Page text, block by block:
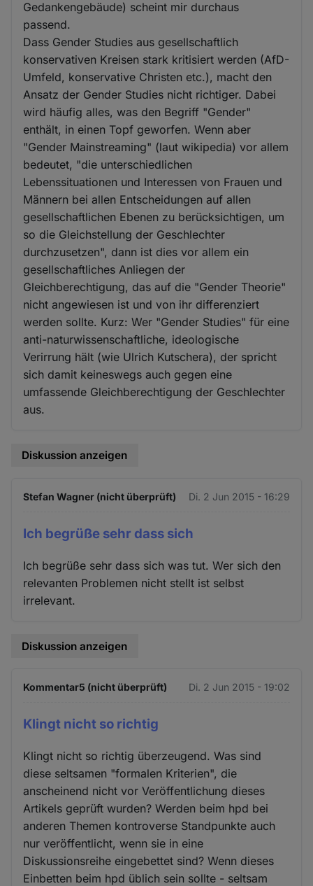
Gedankengebäude) scheint mir durchaus
passend.
Dass Gender Studies aus gesellschaftlich
konservativen Kreisen stark kritisiert werden (AfD-
Umfeld, konservative Christen etc.), macht den
Ansatz der Gender Studies nicht richtiger. Dabei
wird häufig alles, was den Begriff "Gender"
enthält, in einen Topf geworfen. Wenn aber
"Gender Mainstreaming" (laut wikipedia) vor allem
bedeutet, "die unterschiedlichen
Lebenssituationen und Interessen von Frauen und
Männern bei allen Entscheidungen auf allen
gesellschaftlichen Ebenen zu berücksichtigen, um
so die Gleichstellung der Geschlechter
durchzusetzen", dann ist dies vor allem ein
gesellschaftliches Anliegen der
Gleichberechtigung, das auf die "Gender Theorie"
nicht angewiesen ist und von ihr differenziert
werden sollte. Kurz: Wer "Gender Studies" für eine
anti-naturwissenschaftliche, ideologische
Verirrung hält (wie Ulrich Kutschera), der spricht
sich damit keineswegs auch gegen eine
umfassende Gleichberechtigung der Geschlechter
aus.
Diskussion anzeigen
Stefan Wagner (nicht überprüft) Di. 2 Jun 2015 - 16:29
Ich begrüße sehr dass sich
Ich begrüße sehr dass sich was tut. Wer sich den
relevanten Problemen nicht stellt ist selbst
irrelevant.
Diskussion anzeigen
Kommentar5 (nicht überprüft) Di. 2 Jun 2015 - 19:02
Klingt nicht so richtig
Klingt nicht so richtig überzeugend. Was sind
diese seltsamen "formalen Kriterien", die
anscheinend nicht vor Veröffentlichung dieses
Artikels geprüft wurden? Werden beim hpd bei
anderen Themen kontroverse Standpunkte auch
nur veröffentlicht, wenn sie in eine
Diskussionsreihe eingebettet sind? Wenn dieses
Einbetten beim hpd üblich sein sollte - seltsam